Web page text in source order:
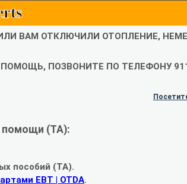
ВАМ ОТКЛЮЧИЛИ ОТОПЛЕНИЕ,
ПОЗВОНИТЕ ПО ТЕЛЕФОНУ
помощи (TA):
пособий (TA).
EBT | OTDA.